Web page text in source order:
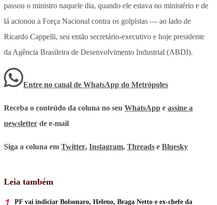
passou o ministro naquele dia, quando ele estava no ministério e de
lá acionou a Força Nacional contra os golpistas — ao lado de
Ricardo Cappelli, seu então secretário-executivo e hoje presidente
da Agência Brasileira de Desenvolvimento Industrial (ABDI).
Entre no canal de WhatsApp do Metrópoles
Receba o conteúdo da coluna no seu WhatsApp e assine a
newsletter de e-mail
Siga a coluna em Twitter, Instagram, Threads e Bluesky
Leia também
PF vai indiciar Bolsonaro, Heleno, Braga Netto e ex-chefe da